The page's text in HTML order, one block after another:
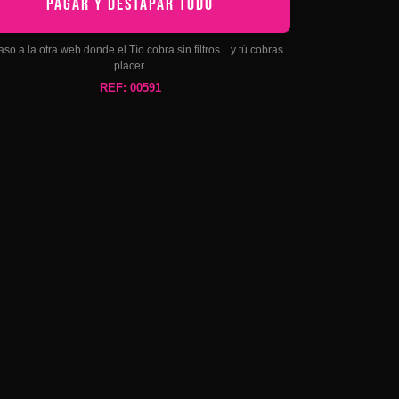
PAGAR Y DESTAPAR TODO
a la otra web donde el Tío cobra sin filtros... y tú cobras
placer.
REF: 00591